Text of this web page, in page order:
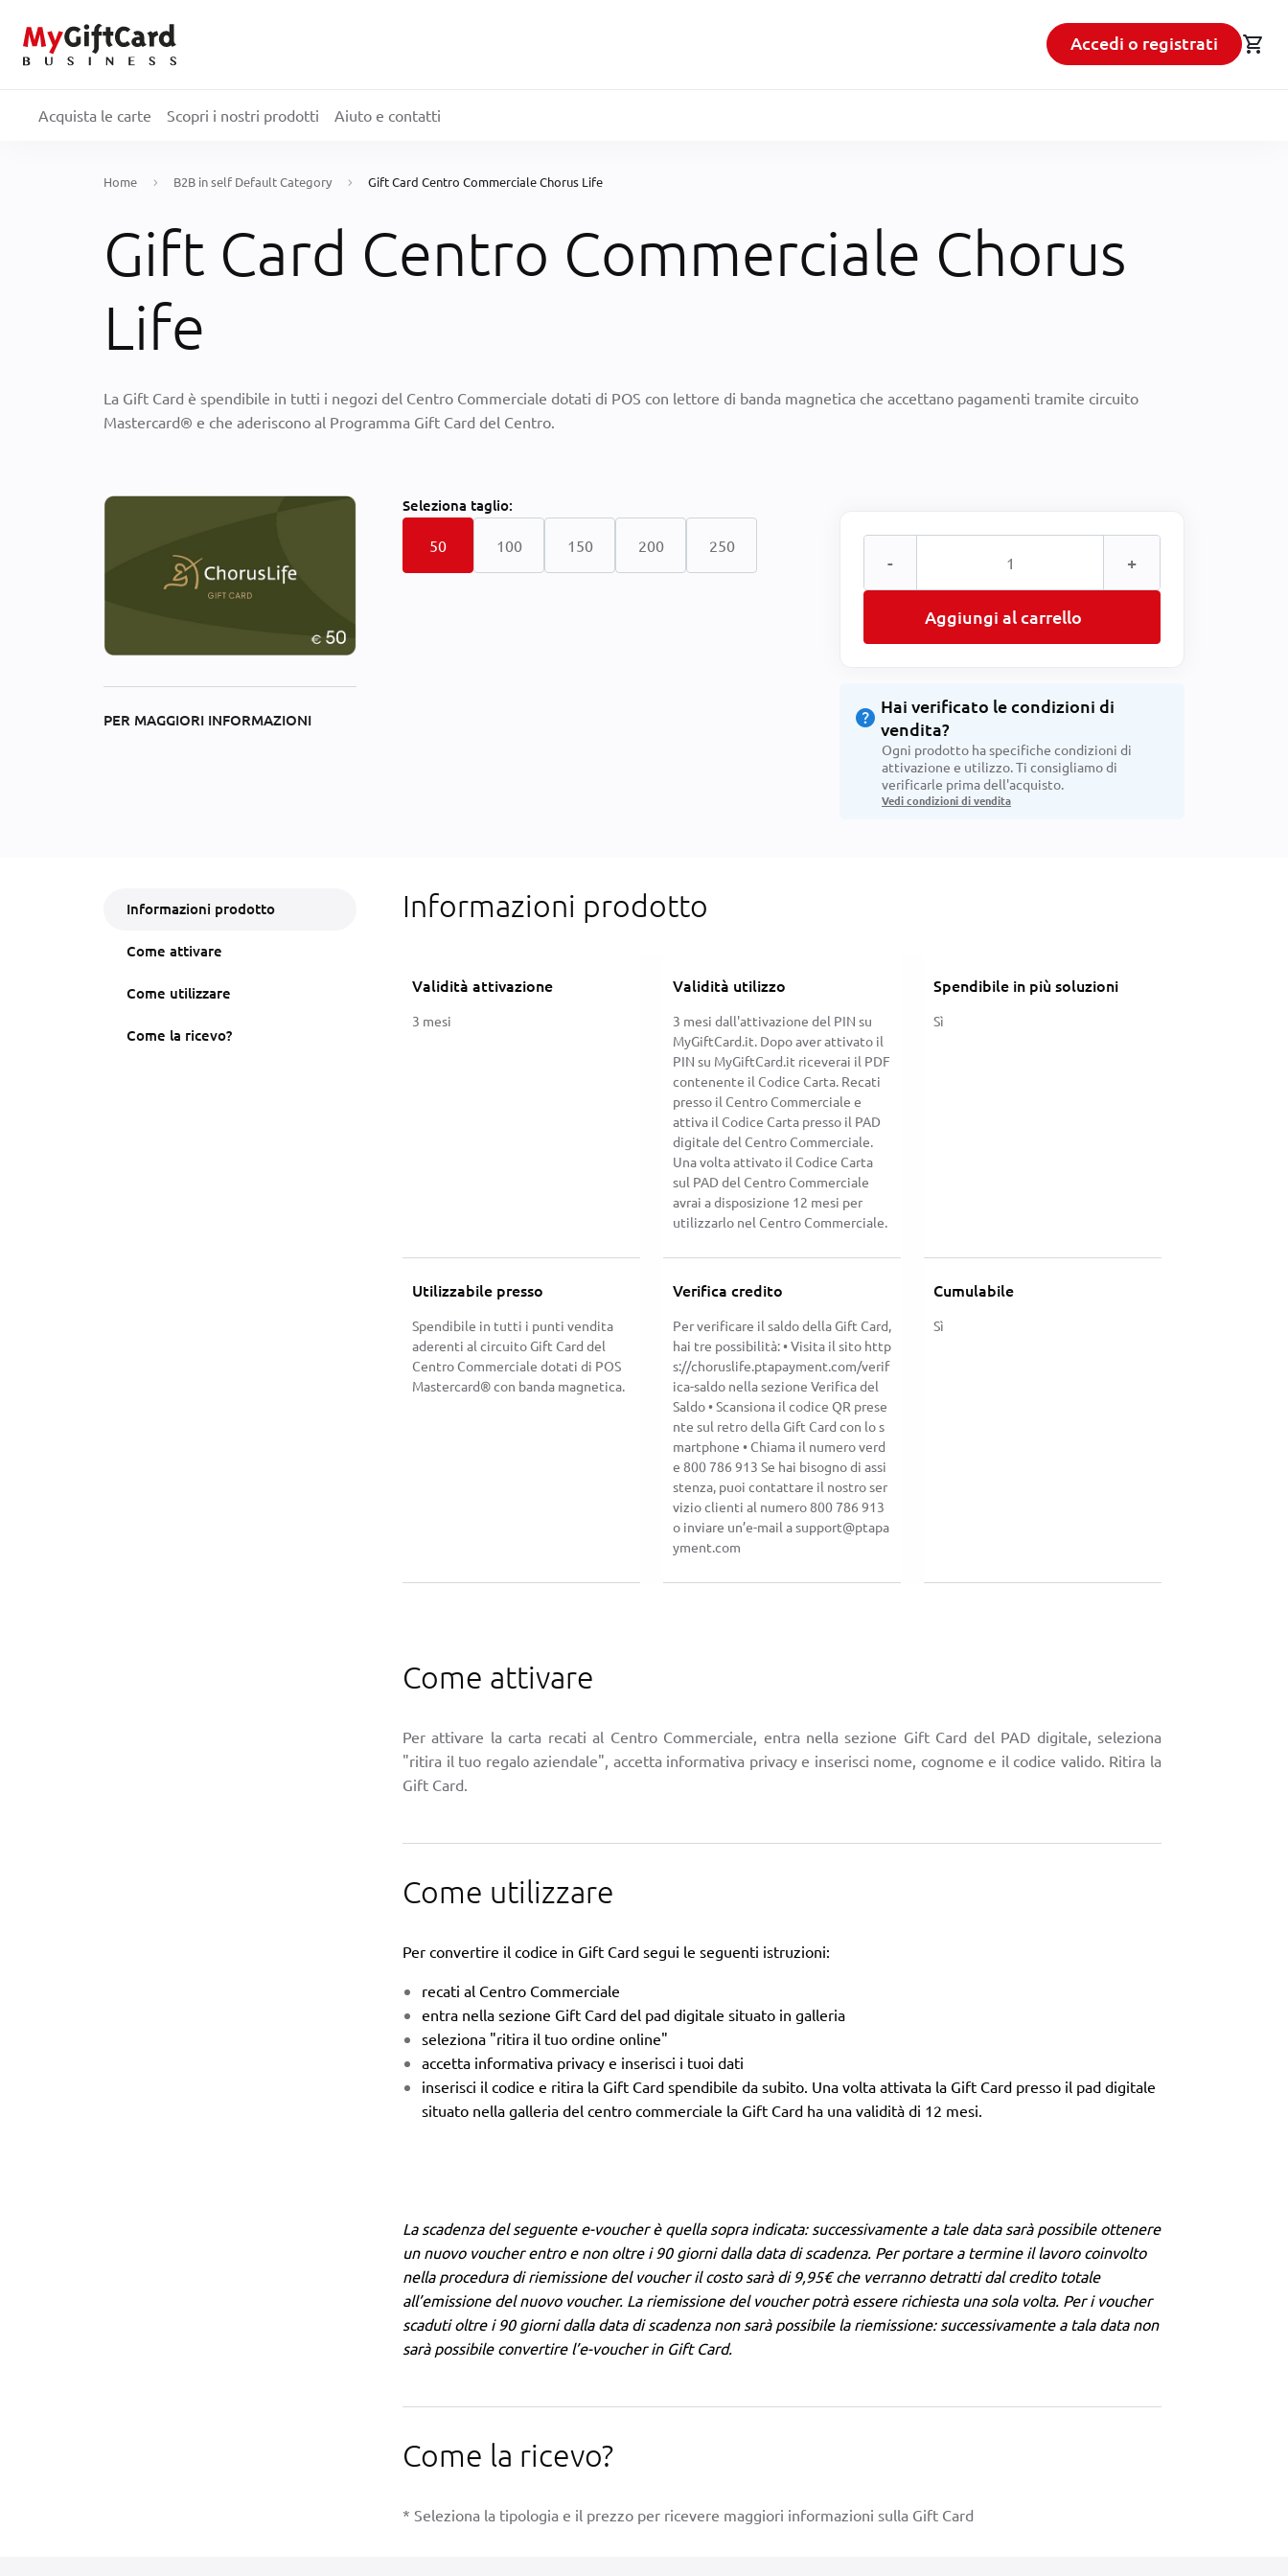
Accedi o registrati shopping_cart
Acquista le carte Scopri i nostri prodotti Aiuto e contatti
Home B2B in self Default Category Gift Card Centro Commerciale Chorus Life
Gift Card Centro Commerciale Chorus
Life
La Gift Card è spendibile in tutti i negozi del Centro Commerciale dotati di POS con lettore di banda magnetica che accettano pagamenti tramite circuito
Mastercard® e che aderiscono al Programma Gift Card del Centro.
PER MAGGIORI INFORMAZIONI
Seleziona taglio:
50 100 150 200 250
- +
Aggiungi al carrello
help Hai verificato le condizioni di
vendita?
Ogni prodotto ha specifiche condizioni di
attivazione e utilizzo. Ti consigliamo di
verificarle prima dell'acquisto.
Vedi condizioni di vendita
Informazioni prodotto
Come attivare
Come utilizzare
Come la ricevo?
Informazioni prodotto
Validità attivazione
3 mesi
Validità utilizzo
3 mesi dall'attivazione del PIN su
MyGiftCard.it. Dopo aver attivato il
PIN su MyGiftCard.it riceverai il PDF
contenente il Codice Carta. Recati
presso il Centro Commerciale e
attiva il Codice Carta presso il PAD
digitale del Centro Commerciale.
Una volta attivato il Codice Carta
sul PAD del Centro Commerciale
avrai a disposizione 12 mesi per
utilizzarlo nel Centro Commerciale.
Spendibile in più soluzioni
Sì
Utilizzabile presso
Spendibile in tutti i punti vendita
aderenti al circuito Gift Card del
Centro Commerciale dotati di POS
Mastercard® con banda magnetica.
Verifica credito
Per verificare il saldo della Gift Card,
hai tre possibilità: • Visita il sito http
s://choruslife.ptapayment.com/verif
ica-saldo nella sezione Verifica del
Saldo • Scansiona il codice QR prese
nte sul retro della Gift Card con lo s
martphone • Chiama il numero verd
e 800 786 913 Se hai bisogno di assi
stenza, puoi contattare il nostro ser
vizio clienti al numero 800 786 913
o inviare un’e-mail a support@ptapa
yment.com
Cumulabile
Sì
Come attivare
Per attivare la carta recati al Centro Commerciale, entra nella sezione Gift Card del PAD digitale, seleziona
"ritira il tuo regalo aziendale", accetta informativa privacy e inserisci nome, cognome e il codice valido. Ritira la
Gift Card.
Come utilizzare
Per convertire il codice in Gift Card segui le seguenti istruzioni:
recati al Centro Commerciale
entra nella sezione Gift Card del pad digitale situato in galleria
seleziona "ritira il tuo ordine online"
accetta informativa privacy e inserisci i tuoi dati
inserisci il codice e ritira la Gift Card spendibile da subito. Una volta attivata la Gift Card presso il pad digitale
situato nella galleria del centro commerciale la Gift Card ha una validità di 12 mesi.
La scadenza del seguente e-voucher è quella sopra indicata: successivamente a tale data sarà possibile ottenere
un nuovo voucher entro e non oltre i 90 giorni dalla data di scadenza. Per portare a termine il lavoro coinvolto
nella procedura di riemissione del voucher il costo sarà di 9,95€ che verranno detratti dal credito totale
all’emissione del nuovo voucher. La riemissione del voucher potrà essere richiesta una sola volta. Per i voucher
scaduti oltre i 90 giorni dalla data di scadenza non sarà possibile la riemissione: successivamente a tala data non
sarà possibile convertire l’e-voucher in Gift Card.
Come la ricevo?
* Seleziona la tipologia e il prezzo per ricevere maggiori informazioni sulla Gift Card